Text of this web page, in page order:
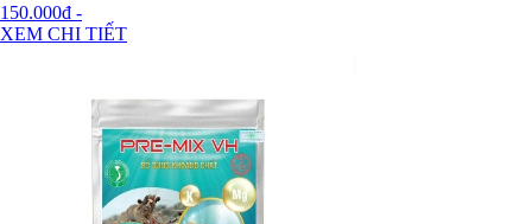
150.000đ -
XEM CHI TIẾT